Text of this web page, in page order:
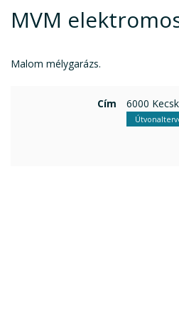
MVM
Malom mélygarázs.
Cím 6000